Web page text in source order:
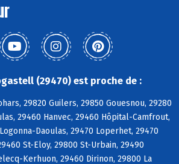
(29470) est proche de :
29820 Guilers, 29850 Gouesnou, 29280
29460 Hanvec, 29460 Hôpital-Camfrout,
Daoulas, 29470 Loperhet, 29470
St-Eloy, 29800 St-Urbain, 29490
Kerhuon, 29460 Dirinon, 29800 La